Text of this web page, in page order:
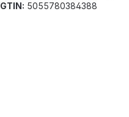
GTIN: 5055780384388